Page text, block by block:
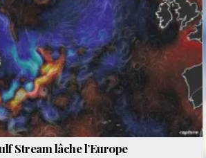
Stream lâche l’Europe